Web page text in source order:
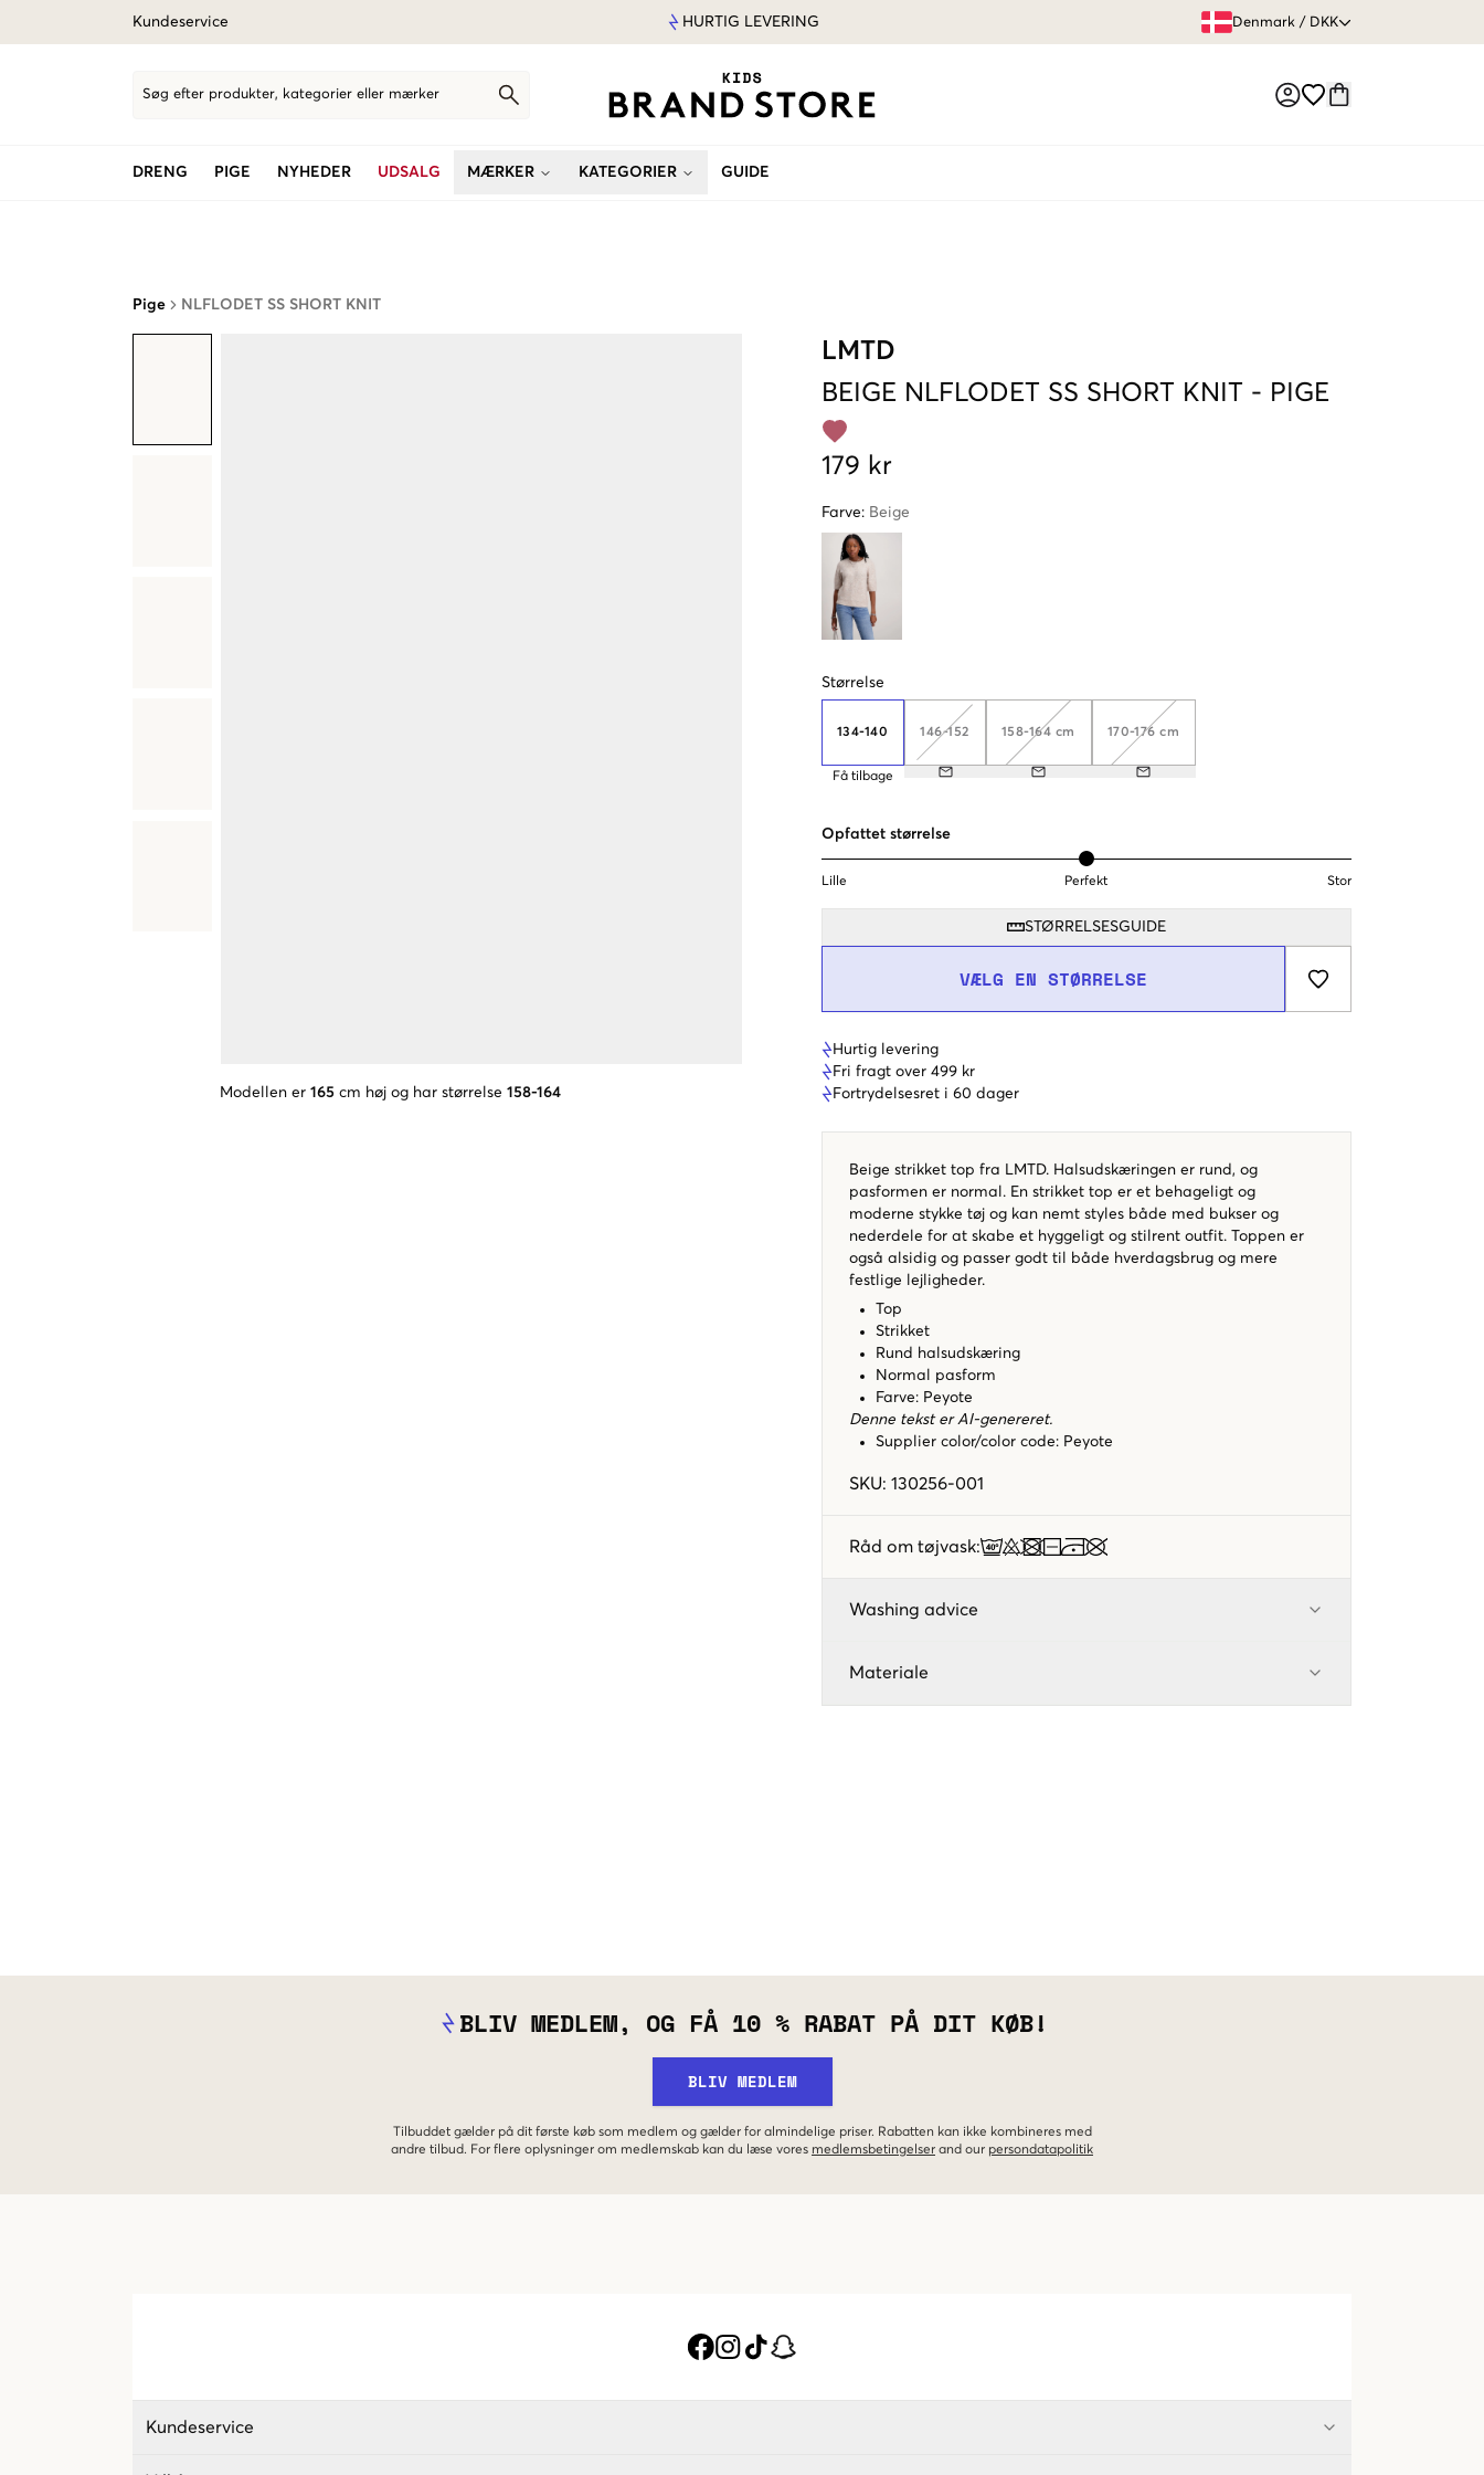
Kundeservice HURTIG LEVERING Denmark / DKK
Søg efter produkter, kategorier eller mærker
DRENG PIGE NYHEDER UDSALG MÆRKER KATEGORIER GUIDE
Pige NLFLODET SS SHORT KNIT
Modellen er 165 cm høj og har størrelse 158-164
LMTD
BEIGE NLFLODET SS SHORT KNIT - PIGE
179 kr
Farve: Beige
Størrelse
134-140
Få tilbage
146-152 158-164 cm 170-176 cm
Opfattet størrelse
Lille Perfekt Stor
STØRRELSESGUIDE
VÆLG EN STØRRELSE
Hurtig levering
Fri fragt over 499 kr
Fortrydelsesret i 60 dager
Beige strikket top fra LMTD. Halsudskæringen er rund, og
pasformen er normal. En strikket top er et behageligt og
moderne stykke tøj og kan nemt styles både med bukser og
nederdele for at skabe et hyggeligt og stilrent outfit. Toppen er
også alsidig og passer godt til både hverdagsbrug og mere
festlige lejligheder.
Top
Strikket
Rund halsudskæring
Normal pasform
Farve: Peyote
Denne tekst er AI-genereret.
Supplier color/color code: Peyote
SKU: 130256-001
Råd om tøjvask:
Washing advice
Materiale
BLIV MEDLEM, OG FÅ 10 % RABAT PÅ DIT KØB!
BLIV MEDLEM
Tilbuddet gælder på dit første køb som medlem og gælder for almindelige priser. Rabatten kan ikke kombineres med
andre tilbud. For flere oplysninger om medlemskab kan du læse vores medlemsbetingelser and our persondatapolitik
Kundeservice